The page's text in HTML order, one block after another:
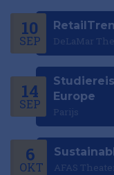
10
SEP DeLaMar
14
SEP
Europe
Parijs
6
OKT AFAS